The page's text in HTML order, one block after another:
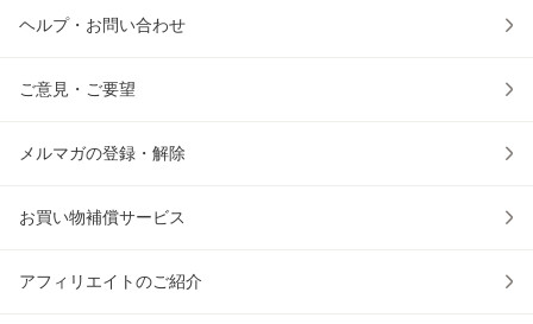
ヘルプ・お問い合わせ
ご意見・ご要望
メルマガの登録・解除
お買い物補償サービス
アフィリエイトのご紹介